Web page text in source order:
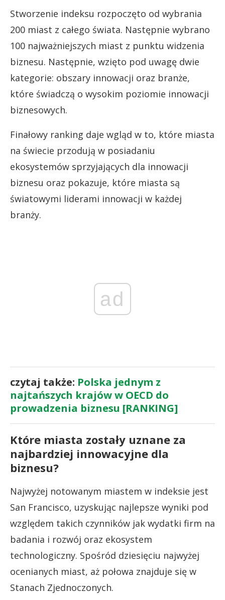
Stworzenie indeksu rozpoczęto od wybrania
200 miast z całego świata. Następnie wybrano
100 najważniejszych miast z punktu widzenia
biznesu. Następnie, wzięto pod uwagę dwie
kategorie: obszary innowacji oraz branże,
które świadczą o wysokim poziomie innowacji
biznesowych.
Finałowy ranking daje wgląd w to, które miasta
na świecie przodują w posiadaniu
ekosystemów sprzyjających dla innowacji
biznesu oraz pokazuje, które miasta są
światowymi liderami innowacji w każdej
branży.
ad
czytaj także: Polska jednym z
najtańszych krajów w OECD do
prowadzenia biznesu [RANKING]
Które miasta zostały uznane za
najbardziej innowacyjne dla
biznesu?
Najwyżej notowanym miastem w indeksie jest
San Francisco, uzyskując najlepsze wyniki pod
względem takich czynników jak wydatki firm na
badania i rozwój oraz ekosystem
technologiczny. Spośród dziesięciu najwyżej
ocenianych miast, aż połowa znajduje się w
Stanach Zjednoczonych.